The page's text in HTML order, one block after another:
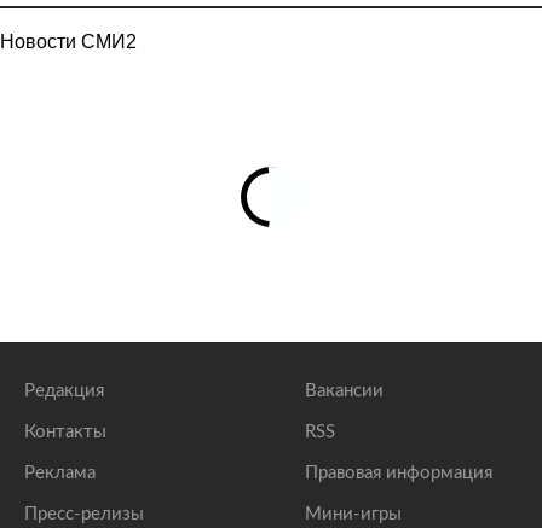
Новости СМИ2
Редакция
Контакты
Реклама
Пресс-релизы
Вакансии
RSS
Правовая информация
Мини-игры